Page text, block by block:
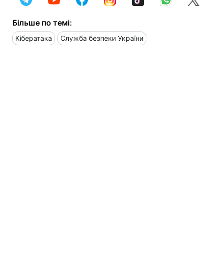
Більше по темі:
Кібератака Служба безпеки України